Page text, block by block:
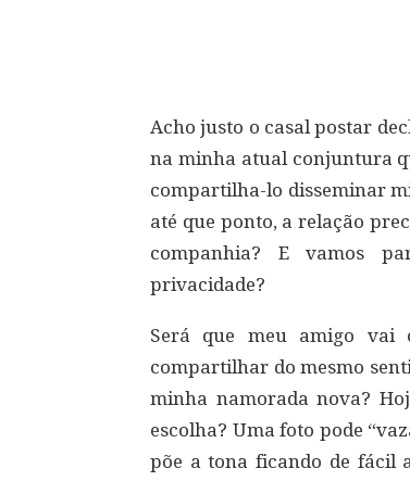
Acho justo o casal postar
na minha atual conjuntura
compartilha-lo disseminar
até que ponto, a relação
companhia? E vamos
privacidade?
Será que meu amigo
compartilhar do mesmo
minha namorada nova?
escolha? Uma foto pode
põe a tona ficando de fácil